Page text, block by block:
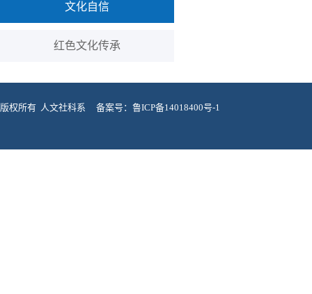
文化自信
红色文化传承
版权所有 人文社科系 备案号：鲁ICP备14018400号-1